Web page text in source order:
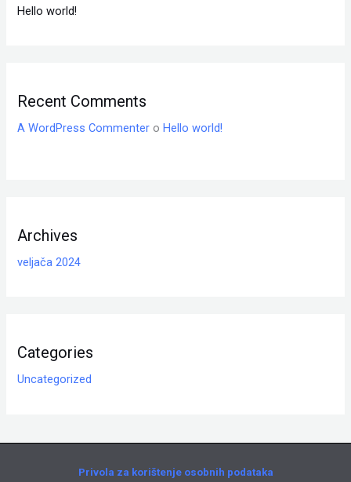
Hello world!
Recent Comments
A WordPress Commenter oHello world!
Archives
veljača 2024
Categories
Uncategorized
Privola za korištenje osobnih podataka